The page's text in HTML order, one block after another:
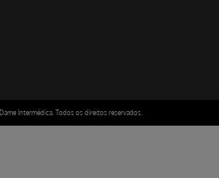
Intermédica. Todos os direitos reservados.